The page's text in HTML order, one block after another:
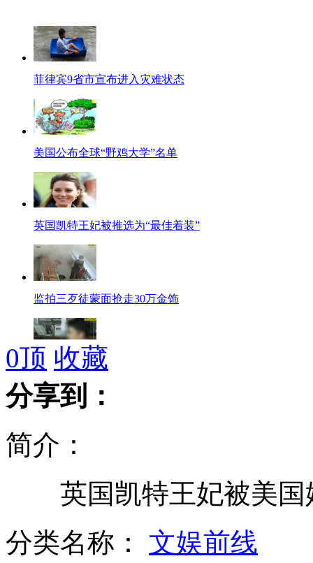
菲律宾9省市宣布进入灾难状态
美国公布全球“野鸡大学”名单
英国凯特王妃被推选为“最佳着装”
监拍三歹徒蒙面抢走30万金饰
广州民政局一处长涉嫌诱奸数名男童
韩寒王菲姚晨等明星鼓励刘翔
0顶 收藏
分享到：
简介：
英国凯特王妃被美国
分类名称： 文娱前线